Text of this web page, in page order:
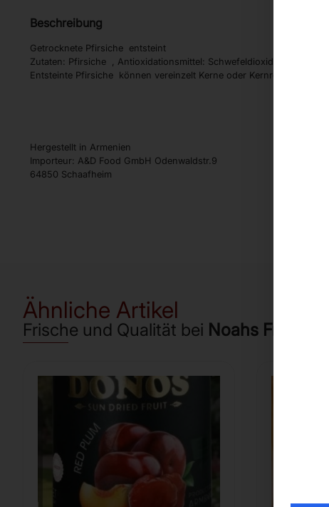
Beschreibung
Getrocknete Pfirsiche entsteint
Zutaten: Pfirsiche , Antioxidationsmittel: Schwefeldioxid
Entsteinte Pfirsiche können vereinzelt Kerne oder Kernreste enthalten
Hergestellt in Armenien
Importeur: A&D Food GmbH Odenwaldstr.9
64850 Schaafheim
Ähnliche Artikel
Frische und Qualität bei Noahs Früchte